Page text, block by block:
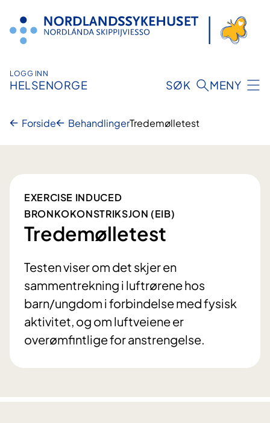
innhold
LOGG INN
HELSENORGE SØK MENY
Forside BehandlingerTredemølletest
EXERCISE INDUCED
BRONKOKONSTRIKSJON (EIB)
Tredemølletest
Testen viser om det skjer en
sammentrekning i luftrørene hos
barn/ungdom i forbindelse med fysisk
aktivitet, og om luftveiene er
overømfintlige for anstrengelse.